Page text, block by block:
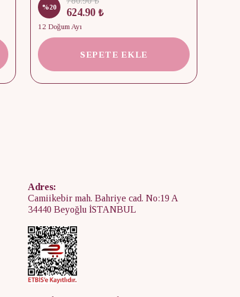
%20 624.90 ₺
12 Doğum Ayı
SEPETE EKLE
Adres:
Camiikebir mah. Bahriye cad. No:19 A
34440 Beyoğlu İSTANBUL